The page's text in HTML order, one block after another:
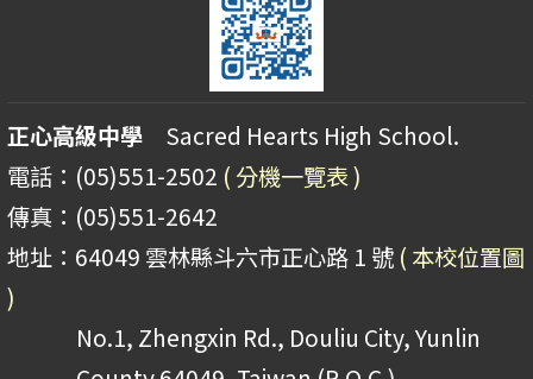
正心高級中學 Sacred Hearts High School.
電話：(05)551-2502 ( 分機一覽表 )
傳真：(05)551-2642
地址：64049 雲林縣斗六市正心路 1 號 ( 本校位置圖
)
No.1, Zhengxin Rd., Douliu City, Yunlin